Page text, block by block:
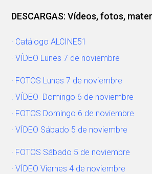
DESCARGAS: Vídeos, fotos,
· Catálogo ALCINE51
· VÍDEO Lunes 7 de noviembre
· FOTOS Lunes 7 de noviembre
. VÍDEO Domingo 6 de noviembre
· FOTOS Domingo 6 de noviembre
· VÍDEO Sábado 5 de noviembre
· FOTOS Sábado 5 de noviembre
· VÍDEO Viernes 4 de noviembre